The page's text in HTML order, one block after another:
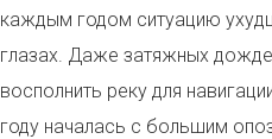
каждым годом ситуацию
глазах. Даже затяжных
восполнить реку для
году началась с большим